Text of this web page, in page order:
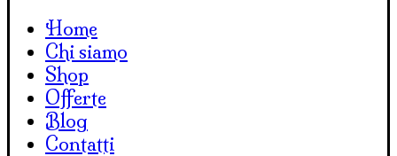
Home
Chi siamo
Shop
Offerte
Blog
Contatti